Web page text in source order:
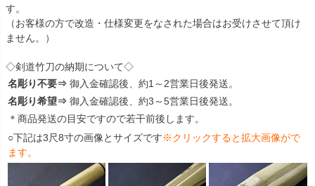
す。
（お客様の方で改造・仕様変更をなされた場合はお受けさせて頂け
ません。）
◇剣道竹刀の納期について◇
名彫り不要⇒ 御入金確認後、約1～2営業日後発送。
名彫り希望⇒ 御入金確認後、約3～5営業日後発送。
＊商品発送の目安ですので若干前後します。
○下記は3尺8寸の画像とサイズです※クリックすると拡大画像がで
ます。